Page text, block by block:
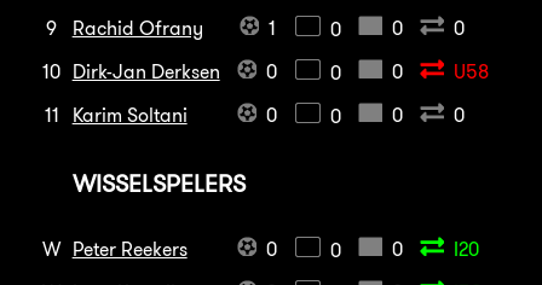
9
Rachid Ofrany 1 0 0
0
10 Dirk-Jan Derksen 0 0 0
U58
11
Karim Soltani 0 0 0 0
WISSELSPELERS
W Peter Reekers 0 0 0
I20